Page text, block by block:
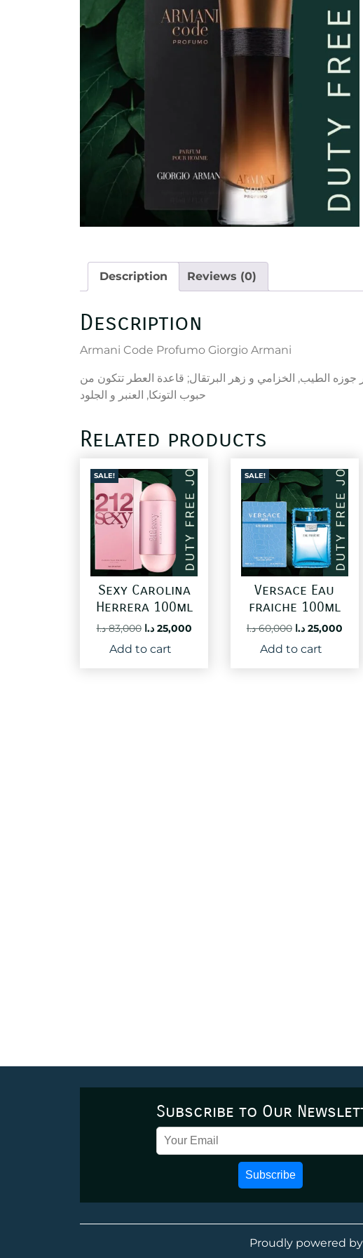
Description Reviews (0)
Description
Armani Code Profumo Giorgio Armani
جوزه الطيب, الخزامي و زهر البرتقال; قاعدة العطر تتكون من
حبوب التونكا, العنبر و الجلود
Related products
SALE!
Sexy Carolina
Herrera 100ml
83,000 د.ا
Original
price
was:
25,000 د.ا
Current
Add to cart
SALE!
Versace Eau
fraiche 100ml
60,000 د.ا
Original
price
was:
25,000 د.ا
Add to cart
Subscribe to Our
Subscribe
Proudly powered